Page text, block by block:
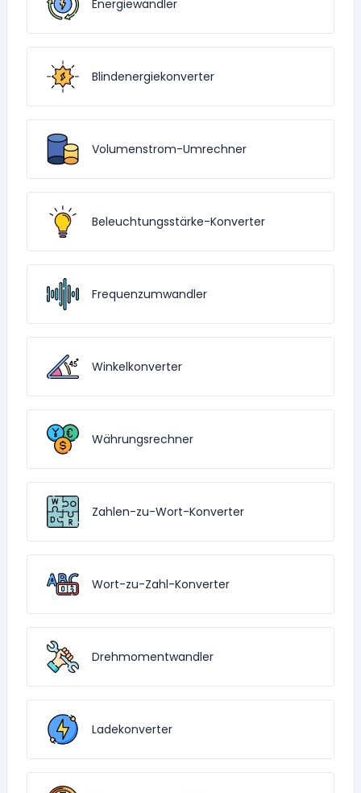
Energiewandler
Blindenergiekonverter
Volumenstrom-Umrechner
Beleuchtungsstärke-Konverter
Frequenzumwandler
Winkelkonverter
Währungsrechner
Zahlen-zu-Wort-Konverter
Wort-zu-Zahl-Konverter
Drehmomentwandler
Ladekonverter